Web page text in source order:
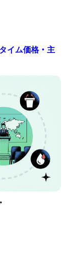
イム価格・主